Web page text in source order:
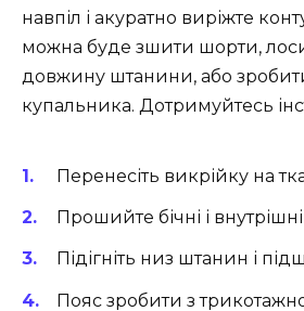
навпіл і акуратно виріжте
можна буде зшити шорти,
довжину штанини, або
купальника. Дотримуйтесь
Перенесіть викрійку на
Прошийте бічні і
Підігніть низ штанин і
Пояс зробити з